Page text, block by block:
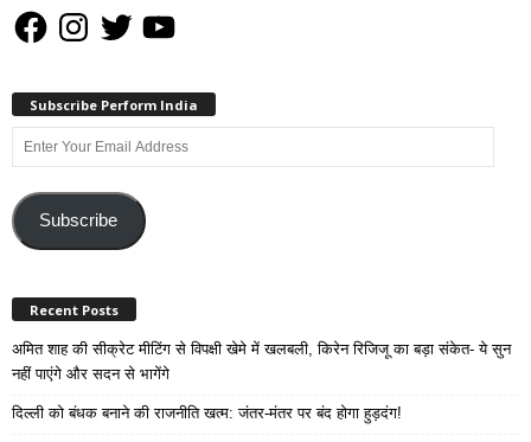
FacebookInstagram
Twitter YouTube
Subscribe Perform India
Enter
Your
Email
AddressSubscribe
Recent Posts
अमित शाह की सीक्रेट मीटिंग से विपक्षी खेमे में खलबली, किरेन रिजिजू का बड़ा संकेत- ये सुन
नहीं पाएंगे और सदन से भागेंगे
दिल्ली को बंधक बनाने की राजनीति खत्म: जंतर-मंतर पर बंद होगा हुड़दंग!